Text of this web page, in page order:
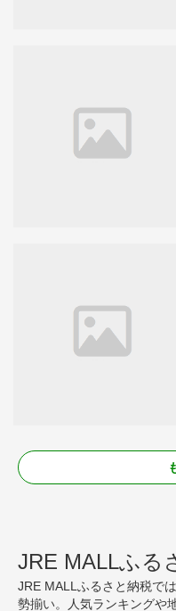
JRE MALLふる
JRE MALLふるさと納税で
勢揃い。人気ランキングや